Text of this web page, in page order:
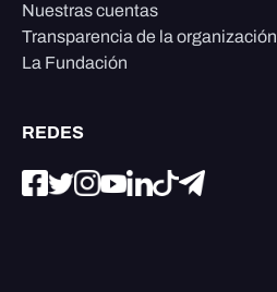
Nuestras cuentas
Transparencia de la organización
La Fundación
REDES